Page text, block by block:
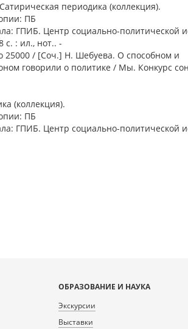
периодика (коллекция).
ПБ
ГПИБ. Центр социально-политической
: ил., нот.. -
25000 / [Соч.] Н. Шебуева. О способном и
говорили о политике / Мы. Конкурс
(коллекция).
ПБ
ГПИБ. Центр социально-политической
ОБРАЗОВАНИЕ И НАУКА
Экскурсии
Выставки